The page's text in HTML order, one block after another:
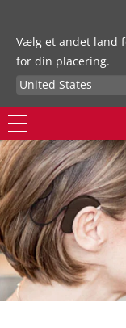
Vælg et andet land
for din placering.